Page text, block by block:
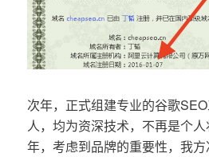
次年，正式组建专业的谷歌
人，均为资深技术，不再是个
年，考虑到品牌的重要性，我方